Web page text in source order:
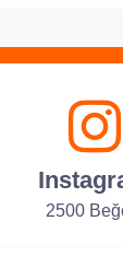
2500